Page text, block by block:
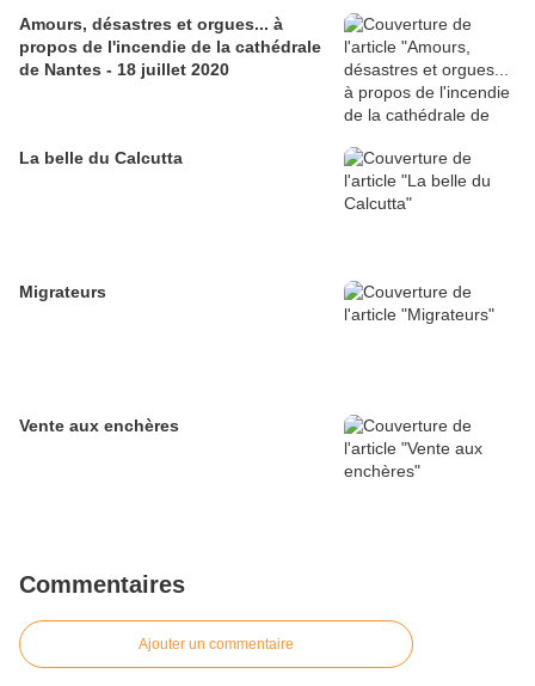
Amours, désastres et orgues... à
propos de l'incendie de la cathédrale
de Nantes - 18 juillet 2020
La belle du Calcutta
Migrateurs
Vente aux enchères
Commentaires
Ajouter un commentaire